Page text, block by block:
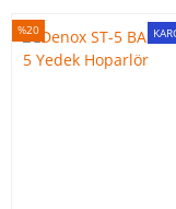
%20